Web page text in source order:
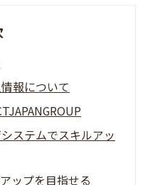
報について
ステムでスキルアッ
ップを目指せる